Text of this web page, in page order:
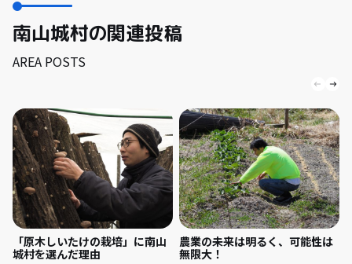
南山城村の関連投稿
AREA POSTS
「原木しいたけの栽培」に南山
城村を選んだ理由
農業の未来は明るく、可能性は
無限大！